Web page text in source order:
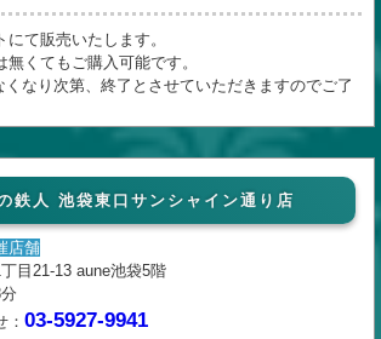
て販売いたします。
くてもご購入可能です。
なり次第、終了とさせていただきますのでご了
鉄人 池袋東口サンシャイン通り店
店舗
目21-13 aune池袋5階
： 03-5927-9941